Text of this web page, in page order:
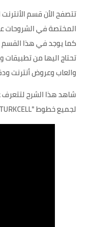
تتصفح الأن قسم
المختصة في الشروحات
كما يوجد في هذا
تحتاج اليها من تطبيقات
والعاب وعروض أنترنت
لجميع خطوط "TURKCELL"